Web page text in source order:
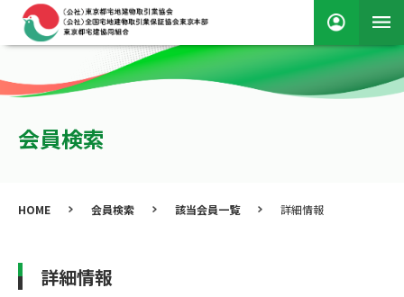
会員検索
HOME 会員検索 該当会員一覧 詳細情報
詳細情報